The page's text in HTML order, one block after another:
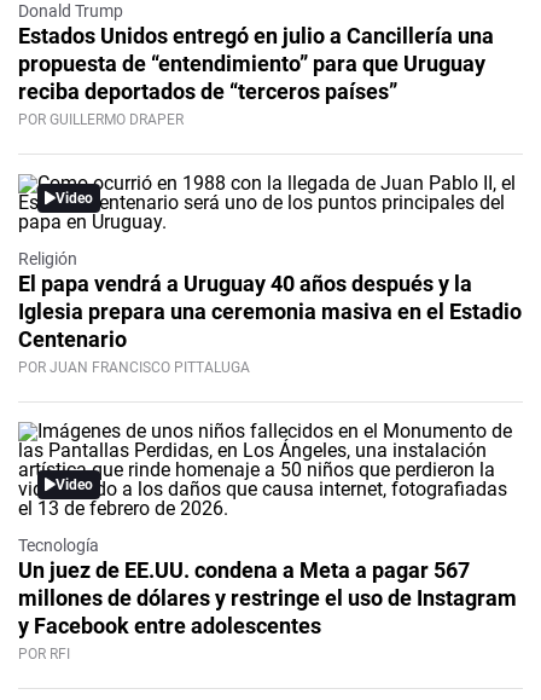
Donald Trump
Estados Unidos entregó en julio a Cancillería una
propuesta de “entendimiento” para que Uruguay
reciba deportados de “terceros países”
POR GUILLERMO DRAPER
Video
Religión
El papa vendrá a Uruguay 40 años después y la
Iglesia prepara una ceremonia masiva en el Estadio
Centenario
POR JUAN FRANCISCO PITTALUGA
Video
Tecnología
Un juez de EE.UU. condena a Meta a pagar 567
millones de dólares y restringe el uso de Instagram
y Facebook entre adolescentes
POR RFI